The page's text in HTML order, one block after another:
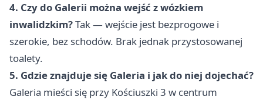
4. Czy do Galerii można wejść z wózkiem
inwalidzkim?Tak — wejście jest bezprogowe i
szerokie, bez schodów. Brak jednak przystosowanej
toalety.
5. Gdzie znajduje się Galeria i jak do niej dojechać?
Galeria mieści się przy Kościuszki 3 w centrum